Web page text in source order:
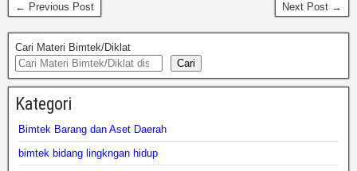
← Previous Post Next Post →
Cari Materi Bimtek/Diklat
Cari
Kategori
Bimtek Barang dan Aset Daerah
bimtek bidang lingkngan hidup